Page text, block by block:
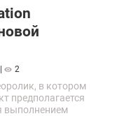
2
в котором
предполагается
выполнением